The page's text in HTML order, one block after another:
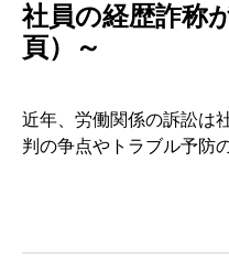
社員の経歴詐称
頁）～
近年、労働関係の訴訟は
判の争点やトラブル予防